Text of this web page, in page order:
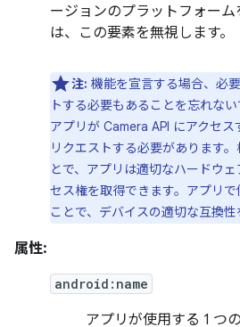
ージョンのプラットフォー
は、この要素を無視します。
注: 機能を宣言する場合、必
トする必要もあることを忘れない
アプリが Camera API にアクセス
リクエストする必要があります
とで、アプリは適切なハードウ
セス権を取得できます。アプリ
ことで、デバイスの適切な互換性
属性:
android:name
アプリが使用する 1 つ